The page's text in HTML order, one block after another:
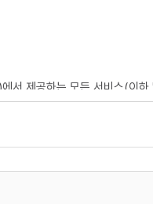
서 제공하는 모든 서비스(이
각 호와 같습니다.
서비스를 받는 자